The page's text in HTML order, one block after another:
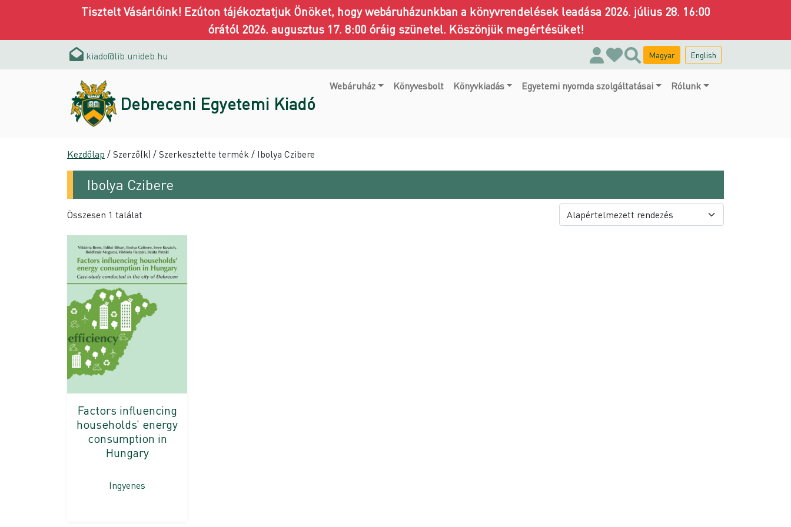
Tisztelt Vásárlóink! Ezúton tájékoztatjuk Önöket, hogy webáruházunkban a könyvrendelések leadása 2026. július 28. 16:00
órától 2026. augusztus 17. 8:00 óráig szünetel. Köszönjük megértésüket!
kiado@lib.unideb.hu Magyar English
Debreceni Egyetemi Kiadó
Webáruház Könyvesbolt Könyvkiadás Egyetemi nyomda szolgáltatásai Rólunk
Kezdőlap / Szerző(k) / Szerkesztette termék / Ibolya Czibere
Ibolya Czibere
Összesen 1 találat
Factors influencing
households’ energy
consumption in
Hungary
Ingyenes